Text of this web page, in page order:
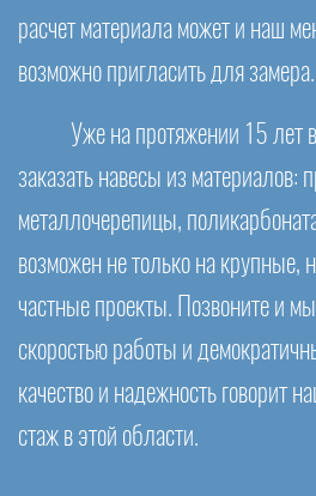
расчет материала может и наш
возможно пригласить для замера.
Уже на протяжении 15 лет
заказать навесы из материалов:
металлочерепицы,
возможен не только на крупные,
частные проекты. Позвоните и
скоростью работы и
качество и надежность говорит
стаж в этой области.